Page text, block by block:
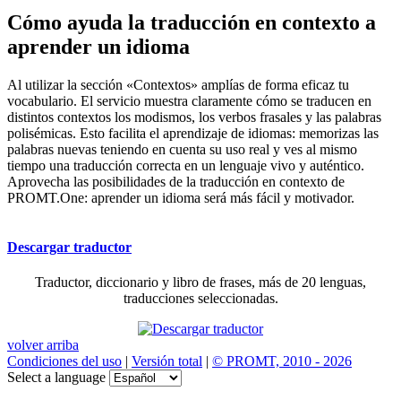
Cómo ayuda la traducción en contexto a
aprender un idioma
Al utilizar la sección «Contextos» amplías de forma eficaz tu
vocabulario. El servicio muestra claramente cómo se traducen en
distintos contextos los modismos, los verbos frasales y las palabras
polisémicas. Esto facilita el aprendizaje de idiomas: memorizas las
palabras nuevas teniendo en cuenta su uso real y ves al mismo
tiempo una traducción correcta en un lenguaje vivo y auténtico.
Aprovecha las posibilidades de la traducción en contexto de
PROMT.One: aprender un idioma será más fácil y motivador.
Descargar traductor
Traductor, diccionario y libro de frases, más de 20 lenguas,
traducciones seleccionadas.
volver arriba
Condiciones del uso | Versión total | © PROMT, 2010 - 2026
Select a language